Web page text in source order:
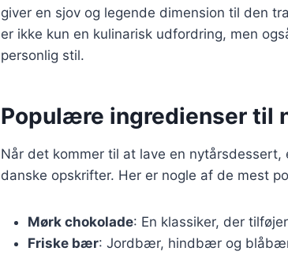
giver en sjov og legende dimension til den
er ikke kun en kulinarisk udfordring, men
personlig stil.
Populære ingredienser til
Når det kommer til at lave en
danske opskrifter. Her er nogle af de mest
Mørk chokolade: En klassiker, der
Friske bær: Jordbær, hindbær og